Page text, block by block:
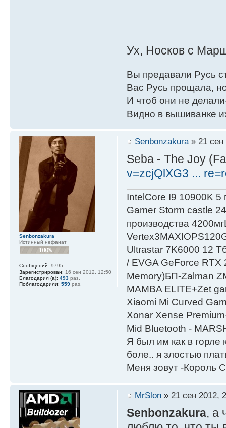
Ух, Носков с
Вы предавали Русь
Вас Русь прощала,
И чтоб они не
Видно в вышиванке
Senbonzakura» 21 сен
Seba - The Joy
v=zcjQlXG3 ...
IntelСore I9 10900K 5
Gamer Storm castle
производства
Ultrastar 7K6000 12
/ EVGA GeForce RTX
Мemory)БП-Zalman
MAMBA ELITE+Zet
Xiaomi Mi Curved
Xonar Xense
Mid Bluetooth -
Я был им как в горле
боле.. я злостью
Меня зовут -Король
Senbonzakura
Истинный нефанат
Сообщений: 9795
Зарегистрирован: 16 сен 2012, 12:50
Благодарил (а): 493 раз.
Поблагодарили: 559 раз.
MrSlon» 21 сен 2012,
Senbonzakura, а